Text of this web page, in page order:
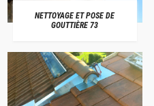
NETTOYAGE ET POSE DE
GOUTTIÈRE 73